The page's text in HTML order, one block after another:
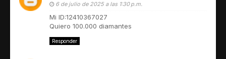
6 de julio de 2025 a las 1:30 p.m.
Mi ID:12410367027
Quiero 100.000 diamantes
Responder